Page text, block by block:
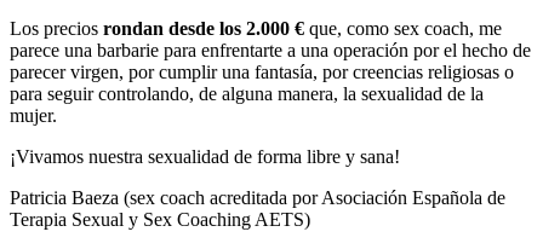
Los precios rondan desde los 2.000 € que, como sex coach, me
parece una barbarie para enfrentarte a una operación por el hecho de
parecer virgen, por cumplir una fantasía, por creencias religiosas o
para seguir controlando, de alguna manera, la sexualidad de la
mujer.
¡Vivamos nuestra sexualidad de forma libre y sana!
Patricia Baeza (sex coach acreditada por Asociación Española de
Terapia Sexual y Sex Coaching AETS)